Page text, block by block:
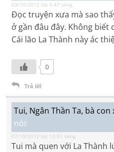
03/10/2012 lúc 6:47 sáng
Đọc truyện xưa mà sao
ở gần đâu đây. Không biết
Cái lão La Thành này ác
0
Trả lời
Tui, Ngân Thần Ta, bà
nói:
07/10/2012 lúc 12:51 sáng
Tui mà quen với La Thành